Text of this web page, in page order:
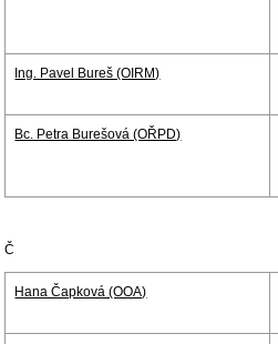
Ing. Pavel Bureš (OIRM)
Bc. Petra Burešová (OŘPD)
Č
Hana Čapková (OOA)